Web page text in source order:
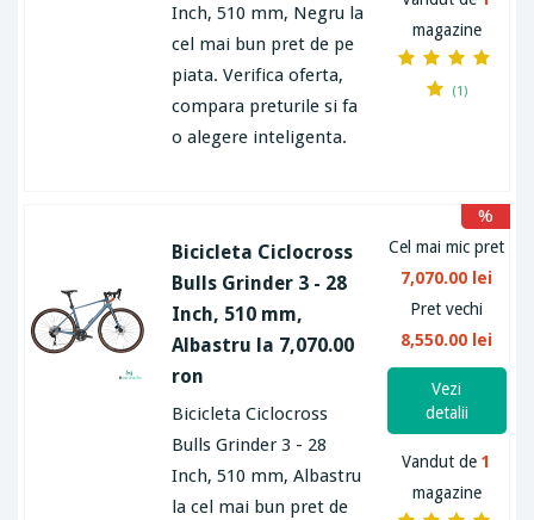
Inch, 510 mm, Negru la
cel mai bun pret de pe
piata. Verifica oferta,
compara preturile si fa
o alegere inteligenta.
magazine
(1)
Bicicleta Ciclocross
Bulls Grinder 3 - 28
Inch, 510 mm,
Albastru la 7,070.00
ron
Bicicleta Ciclocross
Bulls Grinder 3 - 28
Inch, 510 mm, Albastru
la cel mai bun pret de
Cel mai mic pret
7,070.00 lei
Pret vechi
8,550.00 lei
%
Vezi
detalii
Vandut de1
magazine